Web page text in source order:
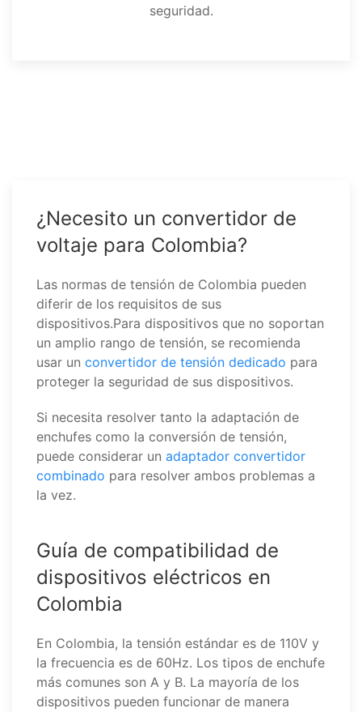
seguridad.
¿Necesito un convertidor de
voltaje para Colombia?
Las normas de tensión de Colombia pueden
diferir de los requisitos de sus
dispositivos.Para dispositivos que no soportan
un amplio rango de tensión, se recomienda
usar un convertidor de tensión dedicado para
proteger la seguridad de sus dispositivos.
Si necesita resolver tanto la adaptación de
enchufes como la conversión de tensión,
puede considerar un adaptador convertidor
combinado para resolver ambos problemas a
la vez.
Guía de compatibilidad de
dispositivos eléctricos en
Colombia
En Colombia, la tensión estándar es de 110V y
la frecuencia es de 60Hz. Los tipos de enchufe
más comunes son A y B. La mayoría de los
dispositivos pueden funcionar de manera